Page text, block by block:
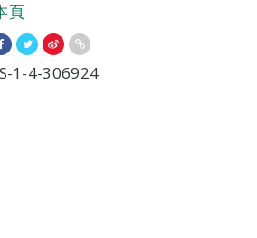
頁
1-4-306924